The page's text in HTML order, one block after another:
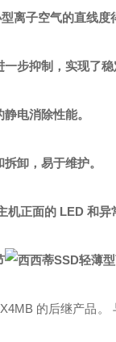
离子空气的直线度
步抑制，实现了
电消除性能。
卸，易于维护。
机正面的 LED 和异
的后继产品